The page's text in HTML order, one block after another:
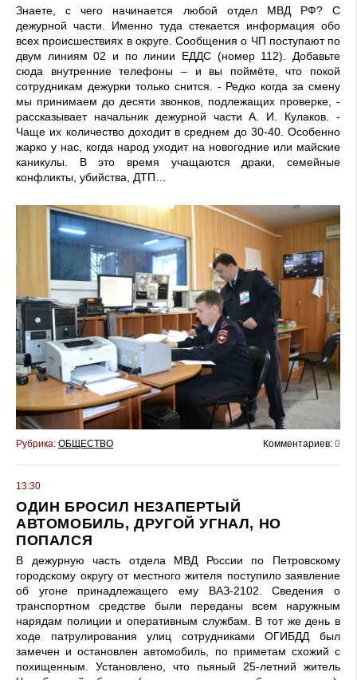
Знаете, с чего начинается любой отдел МВД РФ? С
дежурной части. Именно туда стекается информация обо
всех происшествиях в округе. Сообщения о ЧП поступают по
двум линиям 02 и по линии ЕДДС (номер 112). Добавьте
сюда внутренние телефоны – и вы поймёте, что покой
сотрудникам дежурки только снится. - Редко когда за смену
мы принимаем до десяти звонков, подлежащих проверке, -
рассказывает начальник дежурной части А. И. Кулаков. -
Чаще их количество доходит в среднем до 30-40. Особенно
жарко у нас, когда народ уходит на новогодние или майские
каникулы. В это время учащаются драки, семейные
конфликты, убийства, ДТП…
Рубрика: ОБЩЕСТВО Комментариев: 0
13:30
ОДИН БРОСИЛ НЕЗАПЕРТЫЙ
АВТОМОБИЛЬ, ДРУГОЙ УГНАЛ, НО
ПОПАЛСЯ
В дежурную часть отдела МВД России по Петровскому
городскому округу от местного жителя поступило заявление
об угоне принадлежащего ему ВАЗ-2102. Сведения о
транспортном средстве были переданы всем наружным
нарядам полиции и оперативным службам. В тот же день в
ходе патрулирования улиц сотрудниками ОГИБДД был
замечен и остановлен автомобиль, по приметам схожий с
похищенным. Установлено, что пьяный 25-летний житель